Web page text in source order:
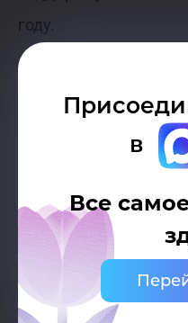
в
Все
году.